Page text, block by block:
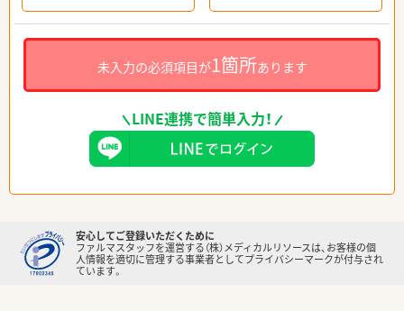
未入力の必須項目が1箇所あります
LINE連携で簡単入力！
安心してご登録いただくために
ファルマスタッフを運営する（株）メディカルリソースは、お客様の個
人情報を適切に管理する事業者としてプライバシーマークが付与され
ています。